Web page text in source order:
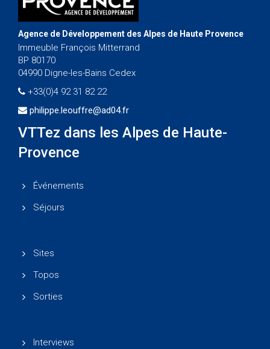
Agence de Développement des Alpes de Haute Provence
Immeuble François Mitterrand
BP 80170
04990 Digne-les-Bains Cedex
+33(0)4 92 31 82 22
philippe.leouffre@ad04.fr
VTTez dans les Alpes de Haute-
Provence
Événements
Séjours
Sites
Topos
Sorties
Interviews